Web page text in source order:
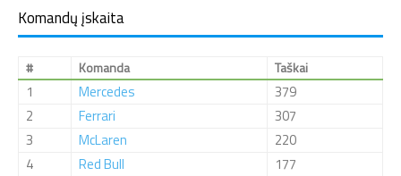
Komandų įskaita
# Komanda Taškai
1 Mercedes
379
2
Ferrari
307
3
McLaren
220
4
Red Bull
177